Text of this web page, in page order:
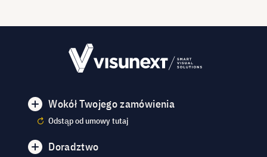
Wokół Twojego zamówienia
Odstąp od umowy tutaj
Doradztwo